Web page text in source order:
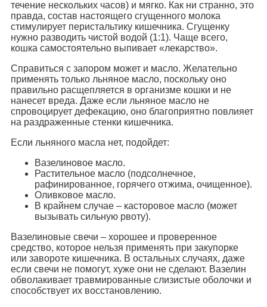
течение нескольких часов) и мягко. Как ни странно, это
правда, состав настоящего сгущенного молока
стимулирует перистальтику кишечника. Сгущенку
нужно разводить чистой водой (1:1). Чаще всего,
кошка самостоятельно выпивает «лекарство».
Справиться с запором может и масло. Желательно
применять только льняное масло, поскольку оно
правильно расщепляется в организме кошки и не
нанесет вреда. Даже если льняное масло не
спровоцирует дефекацию, оно благоприятно повлияет
на раздраженные стенки кишечника.
Если льняного масла нет, подойдет:
Вазелиновое масло.
Растительное масло (подсолнечное,
рафинированное, горячего отжима, очищенное).
Оливковое масло.
В крайнем случае – касторовое масло (может
вызывать сильную рвоту).
Вазелиновые свечи – хорошее и проверенное
средство, которое нельзя применять при закупорке
или завороте кишечника. В остальных случаях, даже
если свечи не помогут, хуже они не сделают. Вазелин
обволакивает травмированные слизистые оболочки и
способствует их восстановлению.